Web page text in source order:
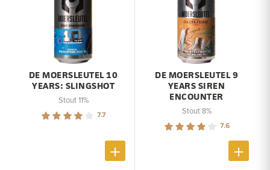
DE MOERSLEUTEL 10
YEARS: SLINGSHOT
Stout 11%
7.7
DE MOERSLEUTEL 9
YEARS SIREN
ENCOUNTER
Stout 8%
7.6